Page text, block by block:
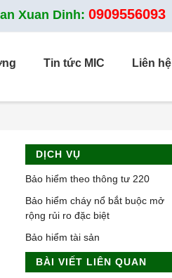
Xuan Dinh: 0909556093
Tin tức MIC Liên hệ
DỊCH VỤ
Bảo hiểm theo thông tư 220
Bảo hiểm cháy nổ bắt buộc mở
rộng rủi ro đặc biệt
Bảo hiểm tài sản
BÀI VIẾT LIÊN QUAN